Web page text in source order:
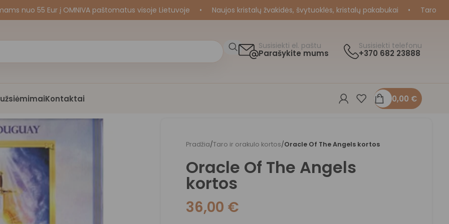
55 Eur į OMNIVA paštomatus visoje Lietuvoje • Naujos kristalų žvakidės, švytuoklės, kristalų pakabukai • Taro ir
Susisiekti el. paštu
Parašykite mums
Susisiekti telefonu
+370 682 23888
Kontaktai 0,00 €
Pradžia/Taro ir orakulo kortos/Oracle Of The Angels kortos
Oracle Of The Angels
kortos
36,00 €